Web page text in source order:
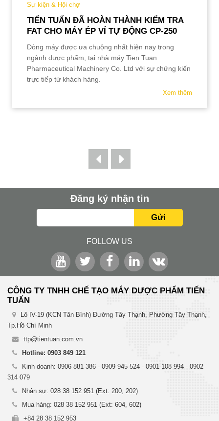
Sự kiện & Hội chợ
TIẾN TUẤN ĐÃ HOÀN THÀNH KIỂM TRA
FAT CHO MÁY ÉP VỈ TỰ ĐỘNG CP-250
Dòng máy được ưa chuộng nhất hiện nay trong
ngành dược phẩm, tại nhà máy Tien Tuan
Pharmaceutical Machinery Co. Ltd với sự chứng kiến
trực tiếp từ khách hàng.
Xem thêm
Đăng ký nhận tin
Gửi
FOLLOW US
CÔNG TY TNHH CHẾ TẠO MÁY DƯỢC PHẨM TIẾN
TUẤN
Lô IV-19 (KCN Tân Bình) Đường Tây Thạnh, Phường Tây Thạnh,
Tp.Hồ Chí Minh
ttp@tientuan.com.vn
Hotline: 0903 849 121
Kinh doanh: 0906 881 386 - 0909 945 524 - 0901 108 994 - 0902
314 079
Nhân sự: 028 38 152 951 (Ext: 200, 202)
Mua hàng: 028 38 152 951 (Ext: 604, 602)
+84 28 38 152 953